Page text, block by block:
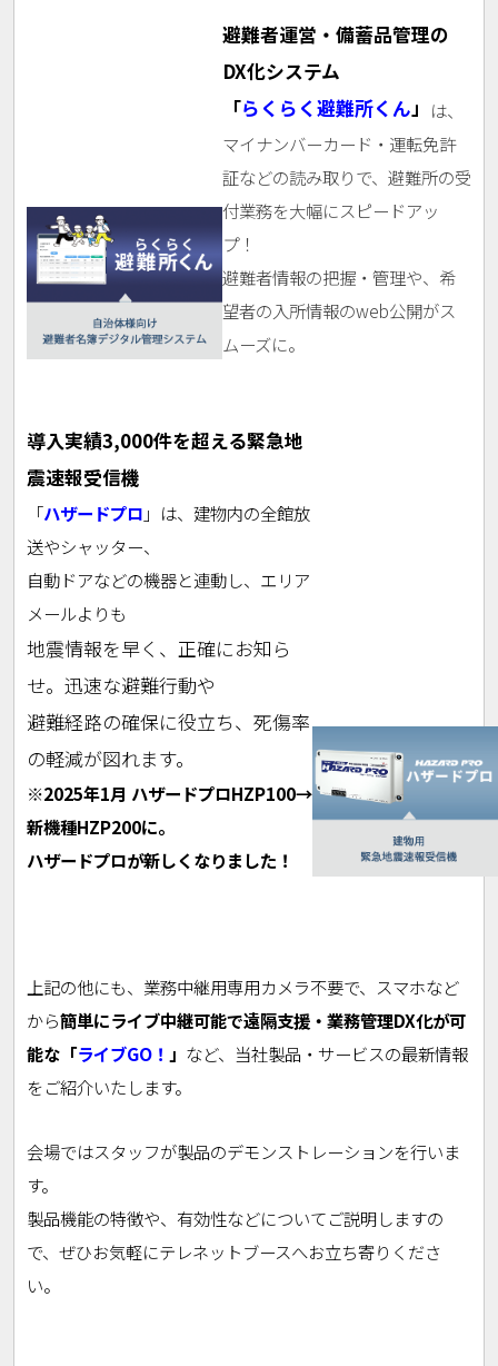
避難者運営・備蓄品管理の
DX化システム
「らくらく避難所くん 」 は、
マイナンバーカード・運転免許
証などの読み取りで、避難所の受
付業務を大幅にスピードアッ
プ！
避難者情報の把握・管理や、希
望者の入所情報のweb公開がス
ムーズに。
導入実績3,000件を超える緊急地
震速報受信機
「ハザードプロ 」は、建物内の全館放
送やシャッター、
自動ドアなどの機器と連動し、エリア
メールよりも
地震情報を早く、正確にお知ら
せ。迅速な避難行動や
避難経路の確保に役立ち、死傷率
の軽減が図れます。
※2025年1月 ハザードプロHZP100→
新機種HZP200に。
ハザードプロが新しくなりました！
上記の他にも、業務中継用専用カメラ不要で、 スマホなど
から簡単にライブ中継可能で遠隔支援・業務管理DX化が可
能な「ライブGO！ 」 など、当社製品・サービスの最新情報
をご紹介いたします。
会場ではスタッフが製品のデモンストレーションを行いま
す。
製品機能の特徴や、有効性などについてご説明しますの
で、 ぜひお気軽にテレネットブースへお立ち寄りくださ
い。